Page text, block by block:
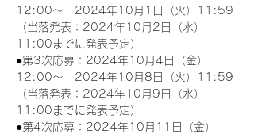
12:00～　2024年10月1日（火）11:59
（当落発表：2024年10月2日（水）
11:00までに発表予定）
●第3次応募：2024年10月4日（金）
12:00～　2024年10月8日（火）11:59
（当落発表：2024年10月9日（水）
11:00までに発表予定）
●第4次応募：2024年10月11日（金）